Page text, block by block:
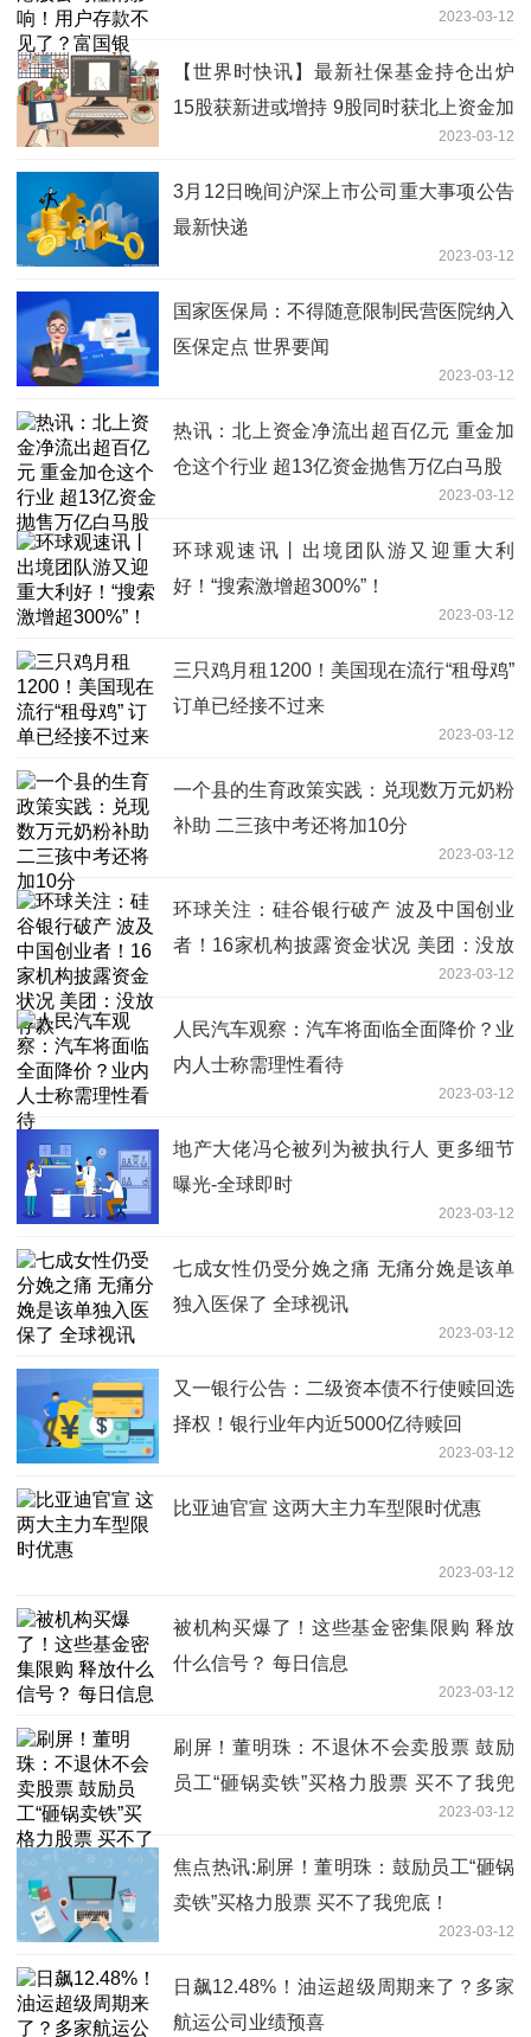
2023-03-12
【世界时快讯】最新社保基金持仓出炉
15股获新进或增持 9股同时获北上资金加
2023-03-12
3月12日晚间沪深上市公司重大事项公告
最新快递
2023-03-12
国家医保局：不得随意限制民营医院纳入
医保定点 世界要闻
2023-03-12
热讯：北上资金净流出超百亿元 重金加
仓这个行业 超13亿资金抛售万亿白马股
2023-03-12
环球观速讯丨出境团队游又迎重大利
好！“搜索激增超300%”！
2023-03-12
三只鸡月租1200！美国现在流行“租母鸡”
订单已经接不过来
2023-03-12
一个县的生育政策实践：兑现数万元奶粉
补助 二三孩中考还将加10分
2023-03-12
环球关注：硅谷银行破产 波及中国创业
者！16家机构披露资金状况 美团：没放
2023-03-12
人民汽车观察：汽车将面临全面降价？业
内人士称需理性看待
2023-03-12
地产大佬冯仑被列为被执行人 更多细节
曝光-全球即时
2023-03-12
七成女性仍受分娩之痛 无痛分娩是该单
独入医保了 全球视讯
2023-03-12
又一银行公告：二级资本债不行使赎回选
择权！银行业年内近5000亿待赎回
2023-03-12
比亚迪官宣 这两大主力车型限时优惠
2023-03-12
被机构买爆了！这些基金密集限购 释放
什么信号？ 每日信息
2023-03-12
刷屏！董明珠：不退休不会卖股票 鼓励
员工“砸锅卖铁”买格力股票 买不了我兜
2023-03-12
焦点热讯:刷屏！董明珠：鼓励员工“砸锅
卖铁”买格力股票 买不了我兜底！
2023-03-12
日飙12.48%！油运超级周期来了？多家
航运公司业绩预喜